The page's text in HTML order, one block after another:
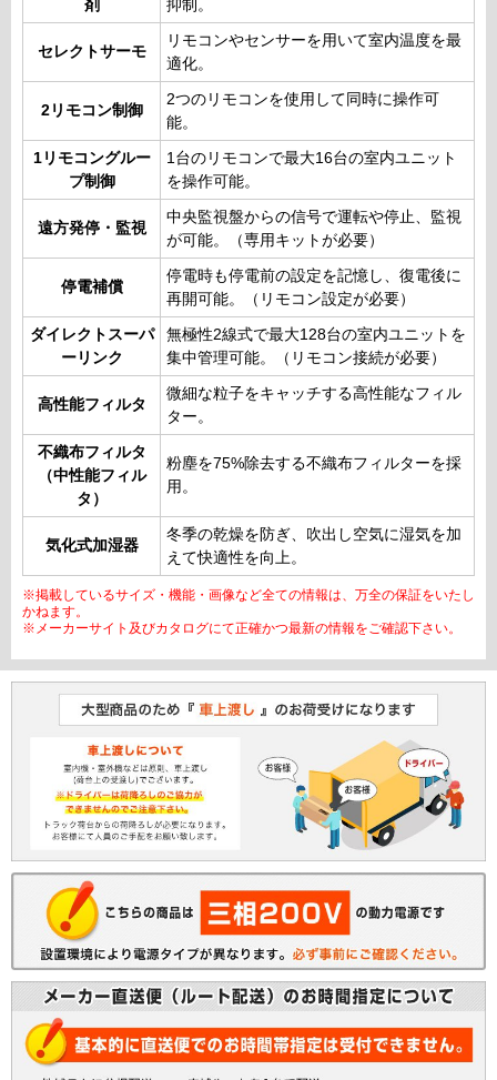
剤 抑制。
セレクトサーモ
リモコンやセンサーを用いて室内温度を最
適化。
2リモコン制御
2つのリモコンを使用して同時に操作可
能。
1リモコングルー
プ制御
1台のリモコンで最大16台の室内ユニット
を操作可能。
遠方発停・監視
中央監視盤からの信号で運転や停止、監視
が可能。（専用キットが必要）
停電補償
停電時も停電前の設定を記憶し、復電後に
再開可能。（リモコン設定が必要）
ダイレクトスーパ
ーリンク
無極性2線式で最大128台の室内ユニットを
集中管理可能。（リモコン接続が必要）
高性能フィルタ
微細な粒子をキャッチする高性能なフィル
ター。
不織布フィルタ
（中性能フィル
タ）
粉塵を75%除去する不織布フィルターを採
用。
気化式加湿器
冬季の乾燥を防ぎ、吹出し空気に湿気を加
えて快適性を向上。
※掲載しているサイズ・機能・画像など全ての情報は、万全の保証をいたし
かねます。
※メーカーサイト及びカタログにて正確かつ最新の情報をご確認下さい。